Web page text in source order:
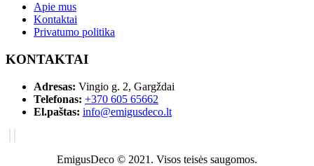
Apie mus
Kontaktai
Privatumo politika
KONTAKTAI
Adresas: Vingio g. 2, Gargždai
Telefonas: +370 605 65662
El.paštas: info@emigusdeco.lt
EmigusDeco © 2021. Visos teisės saugomos.